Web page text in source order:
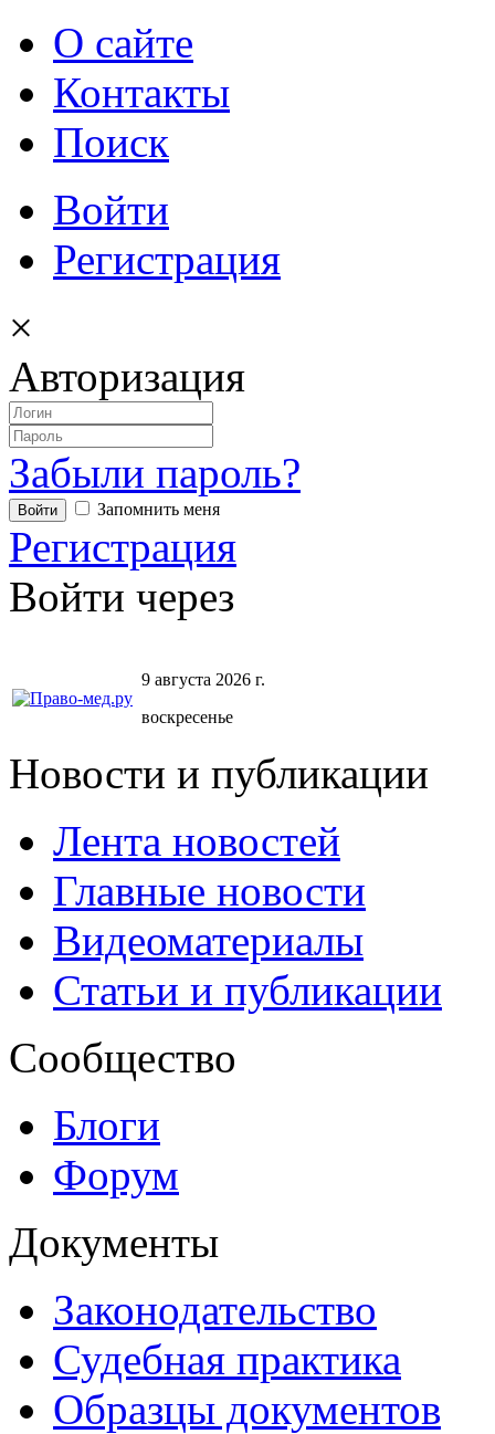
О сайте
Контакты
Поиск
Войти
Регистрация
×
Авторизация
Забыли пароль?
Запомнить меня
Регистрация
Войти через
9 августа 2026 г.
воскресенье
Новости и публикации
Лента новостей
Главные новости
Видеоматериалы
Статьи и публикации
Сообщество
Блоги
Форум
Документы
Законодательство
Судебная практика
Образцы документов